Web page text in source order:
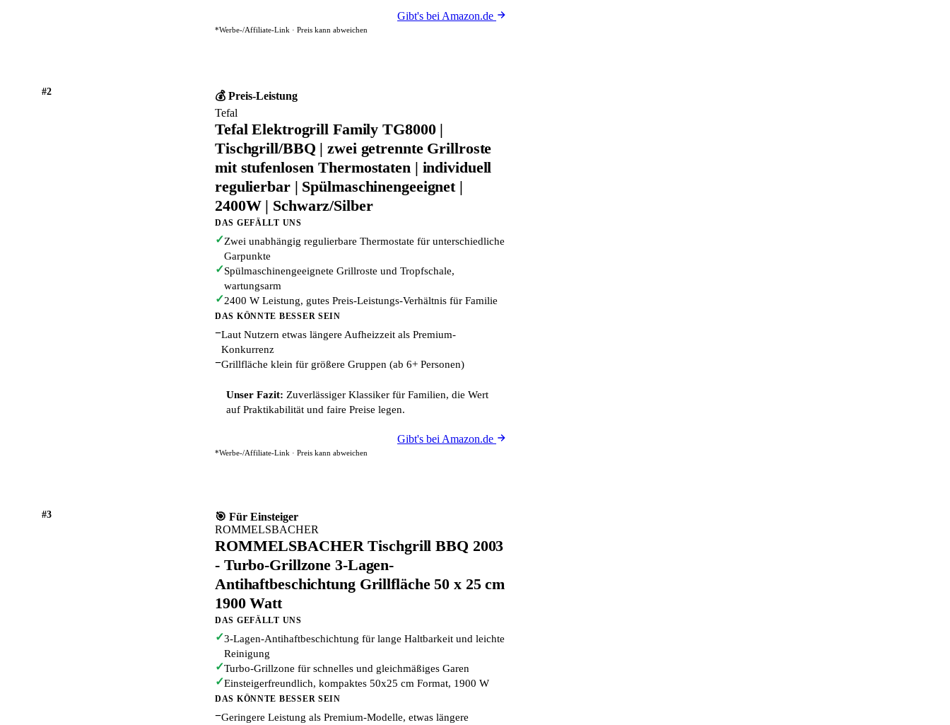
Gibt's bei Amazon.de
*Werbe-/Affiliate-Link · Preis kann abweichen
#2
💰 Preis-Leistung
Tefal
Tefal Elektrogrill Family TG8000 |
Tischgrill/BBQ | zwei getrennte Grillroste
mit stufenlosen Thermostaten | individuell
regulierbar | Spülmaschinengeeignet |
2400W | Schwarz/Silber
DAS GEFÄLLT UNS
✓Zwei unabhängig regulierbare Thermostate für unterschiedliche
Garpunkte
✓Spülmaschinengeeignete Grillroste und Tropfschale,
wartungsarm
✓2400 W Leistung, gutes Preis-Leistungs-Verhältnis für Familie
DAS KÖNNTE BESSER SEIN
−Laut Nutzern etwas längere Aufheizzeit als Premium-
Konkurrenz
−Grillfläche klein für größere Gruppen (ab 6+ Personen)
Unser Fazit: Zuverlässiger Klassiker für Familien, die Wert
auf Praktikabilität und faire Preise legen.
Gibt's bei Amazon.de
*Werbe-/Affiliate-Link · Preis kann abweichen
#3
🎯 Für Einsteiger
ROMMELSBACHER
ROMMELSBACHER Tischgrill BBQ 2003
- Turbo-Grillzone 3-Lagen-
Antihaftbeschichtung Grillfläche 50 x 25 cm
1900 Watt
DAS GEFÄLLT UNS
✓3-Lagen-Antihaftbeschichtung für lange Haltbarkeit und leichte
Reinigung
✓Turbo-Grillzone für schnelles und gleichmäßiges Garen
✓Einsteigerfreundlich, kompaktes 50x25 cm Format, 1900 W
DAS KÖNNTE BESSER SEIN
−Geringere Leistung als Premium-Modelle, etwas längere